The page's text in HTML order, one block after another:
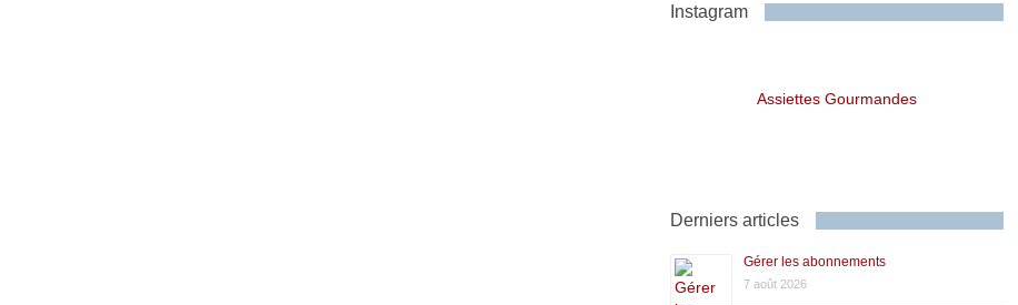
Instagram
Assiettes Gourmandes
Derniers articles
Gérer les abonnements
7 août 2026